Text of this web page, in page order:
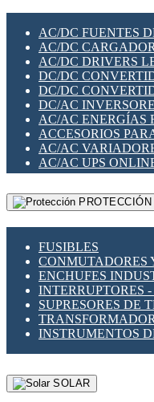
SWITCH Y
TARJETAS PI
UNIÓN Y
PLACAS
SWITCHES Y
SOLUCIONES IOT
SOLUCIONES
SOLUCIONES
SEGURIDAD PARA
SWITCHES LAN
TELEFONÍA IP
VIGILANCIA IP
MESHTASTIC
AC/DC FUENTES
AC/DC
AC/DC DRIVERS
DC/DC
DC/DC
DC/AC
AC/AC ENERGÍAS
ACCESORIOS
AC/AC
AC/AC UPS
PROTECCIÓN
FUSIBLES
CONMUTADORES
ENCHUFES
INTERRUPTORES
SUPRESORES DE
INSTRUMENTOS
SOLAR